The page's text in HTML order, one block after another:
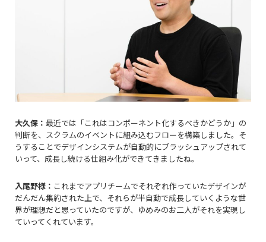
大久保： 最近では「これはコンポーネント化するべきかどうか」の
判断を、スクラムのイベントに組み込むフローを構築しました。そ
うすることでデザインシステムが自動的にブラッシュアップされて
いって、成長し続ける仕組み化ができてきましたね。
入尾野様： これまでアプリチームでそれぞれ作っていたデザインが
だんだん集約された上で、それらが半自動で成長していくような世
界が理想だと思っていたのですが、ゆめみのお二人がそれを実現し
ていってくれています。